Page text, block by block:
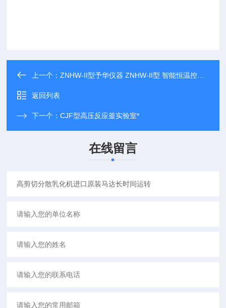
上一个：ZNHW-II型予华仪器 ZNHW-II型 智能恒温控温仪
返回列表
下一个：CJF型高压反应釜实验室*
在线留言